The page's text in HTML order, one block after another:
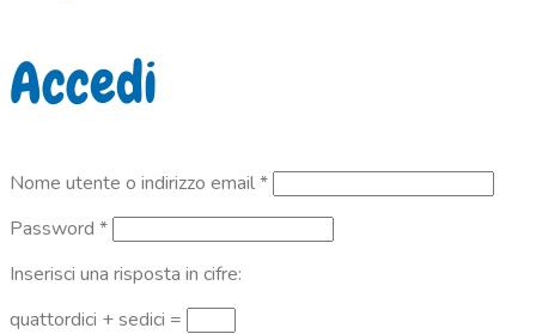
Accedi
Nome utente o indirizzo email*Richiesto
Password *Richiesto
Inserisci una risposta in cifre:
quattordici + sedici =